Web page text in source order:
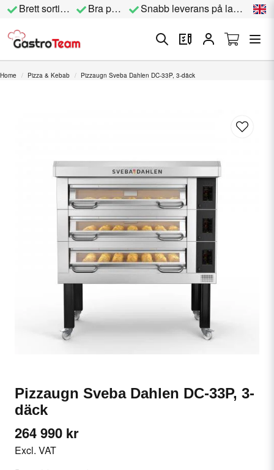
Brett sortiment Bra priser Snabb leverans på lagervara
Home Pizza & Kebab Pizzaugn Sveba Dahlen DC-33P, 3-däck
Pizzaugn Sveba Dahlen DC-33P, 3-
däck
264 990 kr
Excl. VAT